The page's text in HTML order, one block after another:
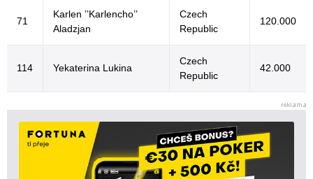
71
Karlen ’’Karlencho’’
Aladzjan
Czech
Republic
120.000
114 Yekaterina Lukina
Czech
Republic
42.000